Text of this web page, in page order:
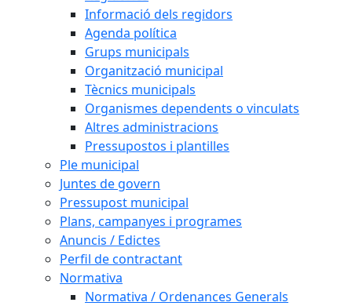
Informació dels regidors
Agenda política
Grups municipals
Organització municipal
Tècnics municipals
Organismes dependents o vinculats
Altres administracions
Pressupostos i plantilles
Ple municipal
Juntes de govern
Pressupost municipal
Plans, campanyes i programes
Anuncis / Edictes
Perfil de contractant
Normativa
Normativa / Ordenances Generals